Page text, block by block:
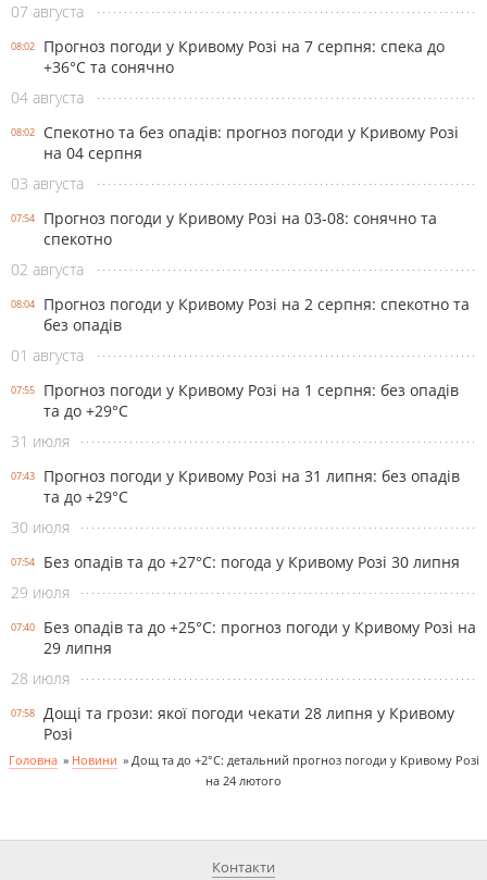
07 августа
08:02
Прогноз погоди у Кривому Розі на 7 серпня: спека до
+36°С та сонячно
04 августа
08:02
Спекотно та без опадів: прогноз погоди у Кривому Розі
на 04 серпня
03 августа
07:54
Прогноз погоди у Кривому Розі на 03-08: сонячно та
спекотно
02 августа
08:04
Прогноз погоди у Кривому Розі на 2 серпня: спекотно та
без опадів
01 августа
07:55
Прогноз погоди у Кривому Розі на 1 серпня: без опадів
та до +29°С
31 июля
07:43
Прогноз погоди у Кривому Розі на 31 липня: без опадів
та до +29°С
30 июля
07:54
Без опадів та до +27°С: погода у Кривому Розі 30 липня
29 июля
07:40
Без опадів та до +25°С: прогноз погоди у Кривому Розі на
29 липня
28 июля
07:58
Дощі та грози: якої погоди чекати 28 липня у Кривому
Розі
Головна » Новини » Дощ та до +2°С: детальний прогноз погоди у Кривому Розі
на 24 лютого
Контакти